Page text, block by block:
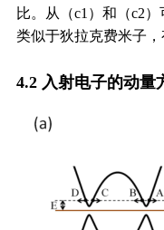
比。从（c1）和（c2
类似于狄拉克费米子，
4.2 入射电子的动量